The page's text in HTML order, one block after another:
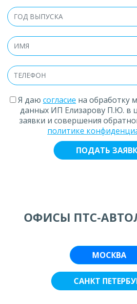
Я даю согласие на обработку
данных ИП Елизарову П.Ю. в
заявки и совершения
политике
ОФИСЫ ПТС-
МОСКВА
САНКТ